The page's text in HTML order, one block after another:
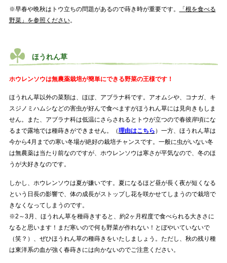
※早春や晩秋はトウ立ちの問題があるので蒔き時が重要です。
「根を食べる
野菜」を参照ください。
ほうれん草
ホウレンソウは無農薬栽培が簡単にできる野菜の王様です！
ほうれん草以外の菜類は、ほぼ、アブラナ科です。アオムシや、コナガ、キ
スジノミハムシなどの害虫が好んで食べますがほうれん草には見向きもしま
せん。また、アブラナ科は低温にさらされるとトウが立つので春彼岸頃にな
るまで露地では種蒔きができません。（理由はこちら ）一方、ほうれん草は
今から4月までの寒い冬場が絶好の栽培チャンスです。一般に虫がいない冬
は無農薬は当たり前なのですが、ホウレンソウは寒さが平気なので、冬のほ
うが大好きなのです。
しかし、ホウレンソウは夏が嫌いです。夏になるほど昼が長く夜が短くなる
という日長の影響で、体の成長がストップし花を咲かせてしまうので栽培で
きなくなってしまうのです。
※2～3月、ほうれん草を種蒔きすると、約2ヶ月程度で食べられる大きさに
なると思います！まだ寒いので何も野菜が作れない！とぼやいていないで
（笑？）、ぜひほうれん草の種蒔きをいたしましょう。ただし、秋の残り種
は東洋系の血が強く春蒔きには向かないのでご注意ください。